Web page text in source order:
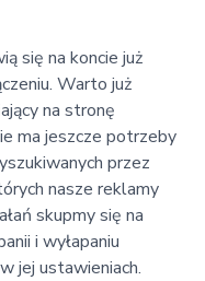
się na koncie już
Warto już
na stronę
ma jeszcze potrzeby
przez
nasze reklamy
skupmy się na
i wyłapaniu
jej ustawieniach.